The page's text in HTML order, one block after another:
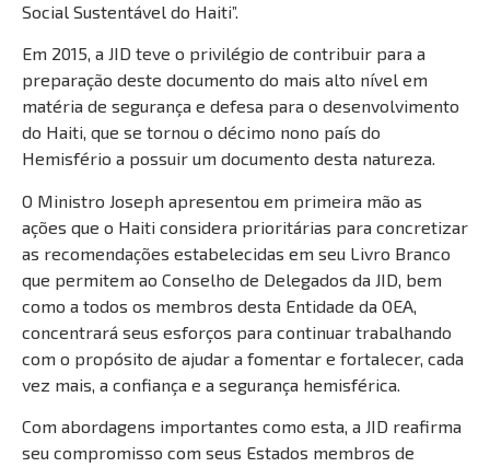
Social Sustentável do Haiti”.
Em 2015, a JID teve o privilégio de contribuir para a
preparação deste documento do mais alto nível em
matéria de segurança e defesa para o desenvolvimento
do Haiti, que se tornou o décimo nono país do
Hemisfério a possuir um documento desta natureza.
O Ministro Joseph apresentou em primeira mão as
ações que o Haiti considera prioritárias para concretizar
as recomendações estabelecidas em seu Livro Branco
que permitem ao Conselho de Delegados da JID, bem
como a todos os membros desta Entidade da OEA,
concentrará seus esforços para continuar trabalhando
com o propósito de ajudar a fomentar e fortalecer, cada
vez mais, a confiança e a segurança hemisférica.
Com abordagens importantes como esta, a JID reafirma
seu compromisso com seus Estados membros de